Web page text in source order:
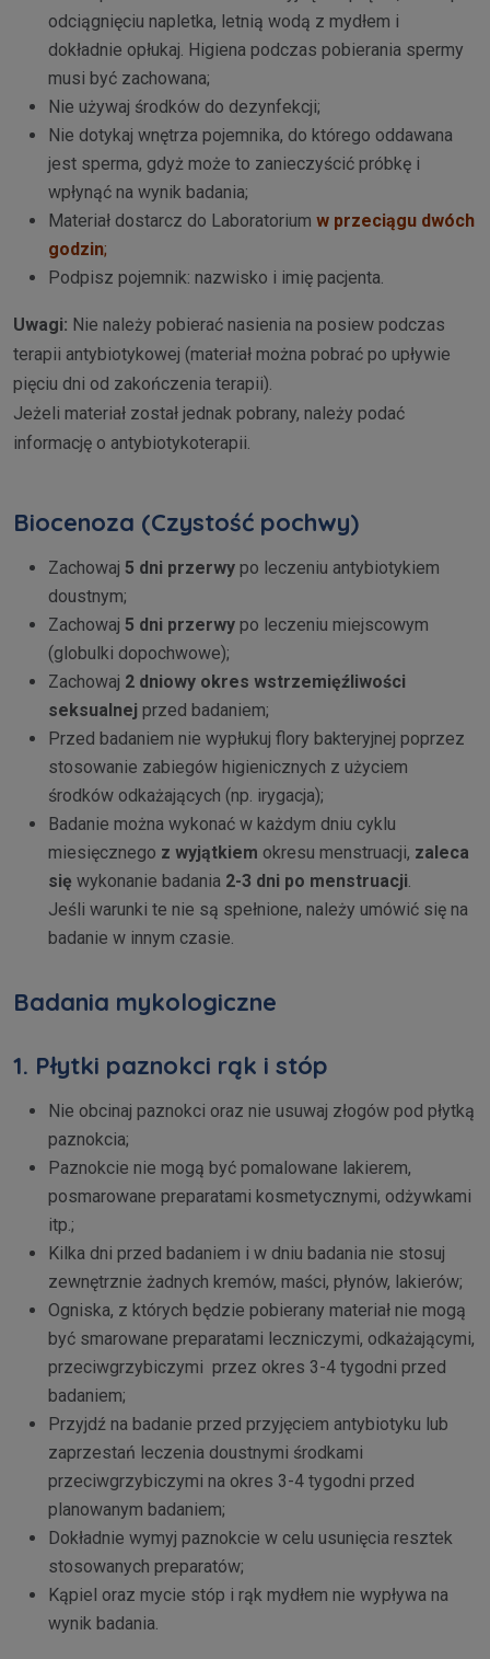
odciągnięciu napletka, letnią wodą z mydłem i
dokładnie opłukaj. Higiena podczas pobierania spermy
musi być zachowana;
Nie używaj środków do dezynfekcji;
Nie dotykaj wnętrza pojemnika, do którego oddawana
jest sperma, gdyż może to zanieczyścić próbkę i
wpłynąć na wynik badania;
Materiał dostarcz do Laboratorium w przeciągu dwóch
godzin;
Podpisz pojemnik: nazwisko i imię pacjenta.
Uwagi: Nie należy pobierać nasienia na posiew podczas
terapii antybiotykowej (materiał można pobrać po upływie
pięciu dni od zakończenia terapii).
Jeżeli materiał został jednak pobrany, należy podać
informację o antybiotykoterapii.
Biocenoza (Czystość pochwy)
Zachowaj 5 dni przerwy po leczeniu antybiotykiem
doustnym;
Zachowaj 5 dni przerwy po leczeniu miejscowym
(globulki dopochwowe);
Zachowaj 2 dniowy okres wstrzemięźliwości
seksualnej przed badaniem;
Przed badaniem nie wypłukuj flory bakteryjnej poprzez
stosowanie zabiegów higienicznych z użyciem
środków odkażających (np. irygacja);
Badanie można wykonać w każdym dniu cyklu
miesięcznego z wyjątkiem okresu menstruacji, zaleca
się wykonanie badania 2-3 dni po menstruacji.
Jeśli warunki te nie są spełnione, należy umówić się na
badanie w innym czasie.
Badania mykologiczne
1. Płytki paznokci rąk i stóp
Nie obcinaj paznokci oraz nie usuwaj złogów pod płytką
paznokcia;
Paznokcie nie mogą być pomalowane lakierem,
posmarowane preparatami kosmetycznymi, odżywkami
itp.;
Kilka dni przed badaniem i w dniu badania nie stosuj
zewnętrznie żadnych kremów, maści, płynów, lakierów;
Ogniska, z których będzie pobierany materiał nie mogą
być smarowane preparatami leczniczymi, odkażającymi,
przeciwgrzybiczymi przez okres 3-4 tygodni przed
badaniem;
Przyjdź na badanie przed przyjęciem antybiotyku lub
zaprzestań leczenia doustnymi środkami
przeciwgrzybiczymi na okres 3-4 tygodni przed
planowanym badaniem;
Dokładnie wymyj paznokcie w celu usunięcia resztek
stosowanych preparatów;
Kąpiel oraz mycie stóp i rąk mydłem nie wypływa na
wynik badania.